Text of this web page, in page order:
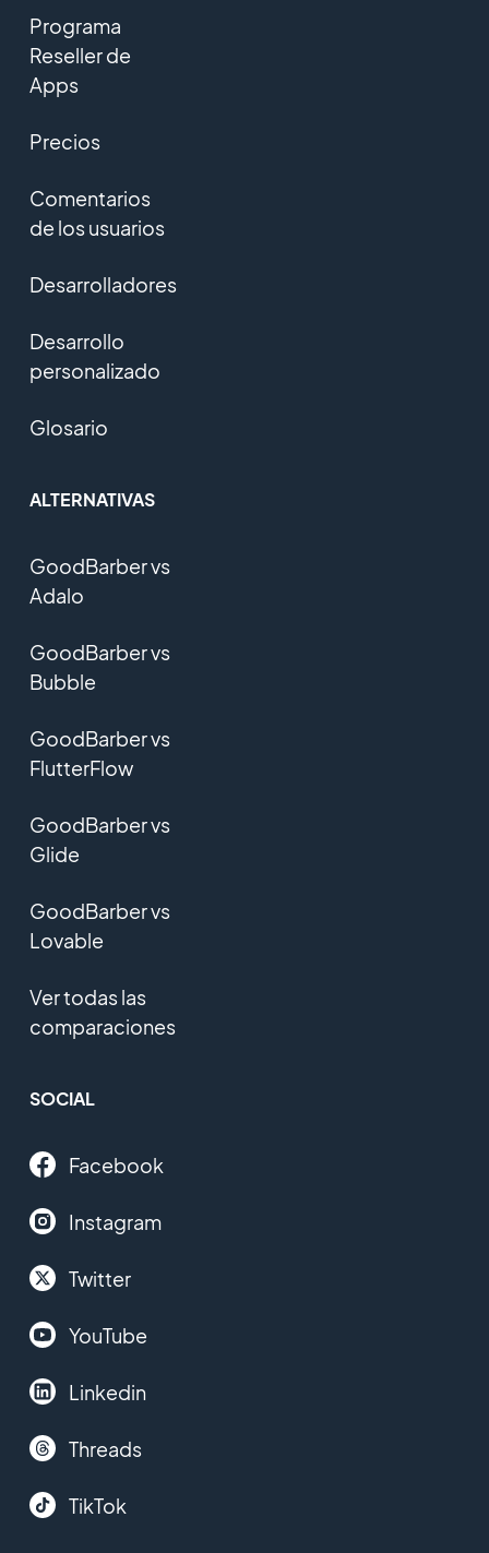
Programa
Reseller de
Apps
Precios
Comentarios
de los usuarios
Desarrolladores
Desarrollo
personalizado
Glosario
ALTERNATIVAS
GoodBarber vs
Adalo
GoodBarber vs
Bubble
GoodBarber vs
FlutterFlow
GoodBarber vs
Glide
GoodBarber vs
Lovable
Ver todas las
comparaciones
SOCIAL
Facebook
Instagram
Twitter
YouTube
Linkedin
Threads
TikTok